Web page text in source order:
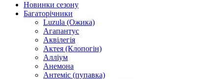
Новинки сезону
Багаторічники
Luzula (Ожика)
Агапантус
Аквілегія
Актея (Клопогін)
Алліум
Анемона
Антеміс (пупавка)